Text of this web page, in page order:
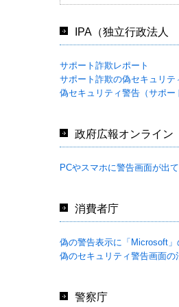
IPA（独立行政法人
サポート詐欺レポート
サポート詐欺の偽セキュリテ
偽セキュリティ警告（サポー
政府広報オンライン
PCやスマホに警告画面が出
消費者庁
偽の警告表示に「Microsoft
偽のセキュリティ警告画面の
警察庁